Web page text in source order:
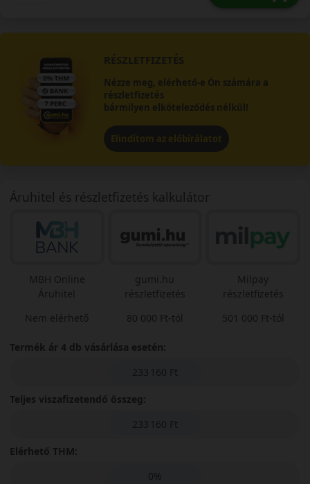
RÉSZLETFIZETÉS
Nézze meg, elérhető-e Ön számára a
részletfizetés
bármilyen elköteleződés nélkül!
Elindítom az előbírálatot
Áruhitel és részletfizetés kalkulátor
MBH Online
Áruhitel
Nem elérhető
gumi.hu
részletfizetés
80 000 Ft-tól
Milpay
részletfizetés
501 000 Ft-tól
Termék ár 4 db vásárlása esetén:
233 160 Ft
Teljes viszafizetendő összeg:
233 160 Ft
Elérhető THM:
0%